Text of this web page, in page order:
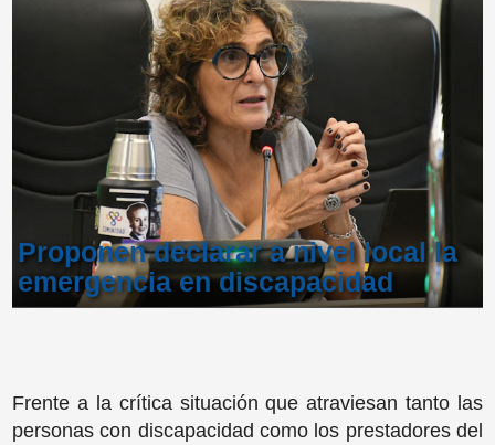
Proponen declarar a nivel local la
emergencia en discapacidad
Frente a la crítica situación que atraviesan tanto las
personas con discapacidad como los prestadores del